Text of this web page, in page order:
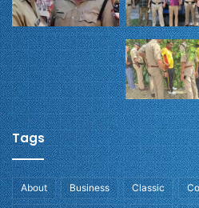
Tags
About Business Classic